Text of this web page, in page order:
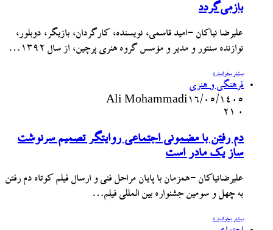
بازمی‌گردد
علیرضا نیاکان -امید قاسمی، نویسنده، کارگردان، بازیگر، دوبلور،
نوازنده سنتور و مدیر و مؤسس گروه هنری پرچین، از سال ۱۳۹۲…
بیشتر بخوانید »
فرهنگی و هنری
Ali Mohammadi ۱۶/۰۵/۱۴۰۵
۰
دم رفتن با مضمونی اجتماعی روایتگر تصمیم سرنوشت
ساز یک مادر است
علیرضانیاکان -همزمان با پایان مراحل فنی و ارسال فیلم کوتاه دم رفتن
به چهل و سومین جشنواره بین المللی فیلم…
بیشتر بخوانید »